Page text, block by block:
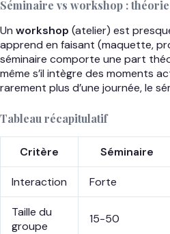
Séminaire vs workshop :
Un workshop (atelier) est
apprend en faisant (maquette,
séminaire comporte une part
même s’il intègre des moments
rarement plus d’une journée, le
Tableau récapitulatif
Critère Séminaire
Interaction Forte
Taille du
groupe
15-50